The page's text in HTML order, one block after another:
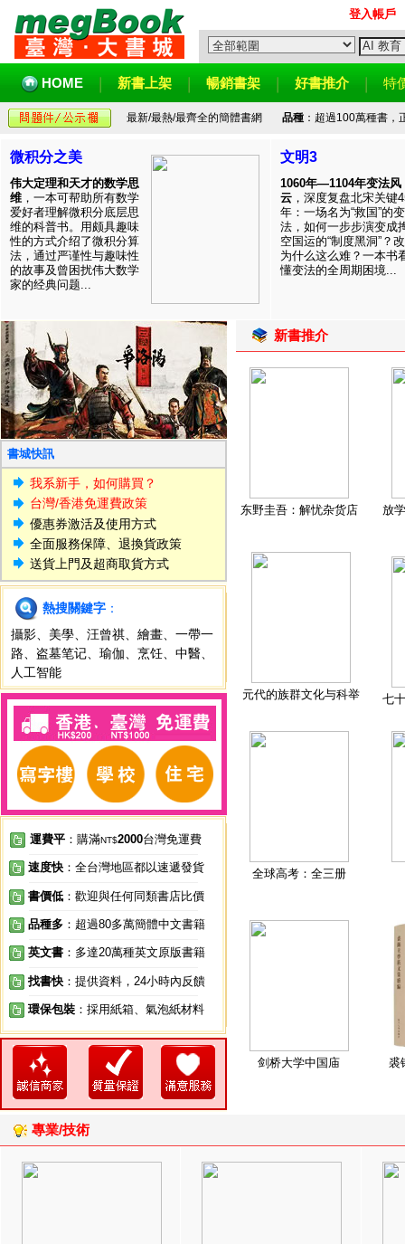
登入帳戶
HOME 新書上架 暢銷書架 好書推介 特
最新/最熱/最齊全的簡體書網 品種：超過100萬種書，
微积分之美
伟大定理和天才的数学思
维 ，一本可帮助所有数学
爱好者理解微积分底层思
维的科普书。用颇具趣味
性的方式介绍了微积分算
法，通过严谨性与趣味性
的故事及曾困扰伟大数学
家的经典问题...
文明3
1060年—1104年变法风
云 ，深度复盘北宋关键
年：一场名为“救国”的变
法，如何一步步演变成
空国运的“制度黑洞”？
为什么这么难？一本书
懂变法的全周期困境...
書城快訊
我系新手，如何購買？
台灣/香港免運費政策
優惠券激活及使用方式
全面服務保障、退換貨政策
送貨上門及超商取貨方式
熱搜關鍵字 ：
攝影
美學 汪曾祺 繪畫
一帶一
路
盗墓笔记 瑜伽 烹饪 中醫
人工智能
運費平 ：購滿NT$2000台灣免運費
速度快 ：全台灣地區都以速遞發貨
書價低 ：歡迎與任何同類書店比價
品種多 ：超過80多萬簡體中文書籍
英文書 ：多達20萬種英文原版書籍
找書快 ：提供資料，24小時內反饋
環保包裝 ：採用紙箱、氣泡紙材料
新書推介
东野圭吾：解忧杂货店 放
元代的族群文化与科举 七
全球高考：全三册
剑桥大学中国庙 裘
專業/技術